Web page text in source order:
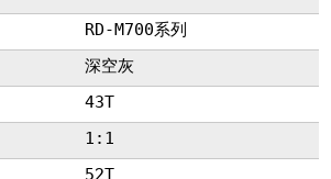
RD-M700系列
深空灰
43T
1:1
52T